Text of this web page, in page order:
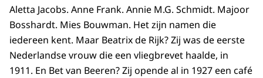
Aletta Jacobs. Anne Frank. Annie M.G. Schmidt. Majoor
Bosshardt. Mies Bouwman. Het zijn namen die
iedereen kent. Maar Beatrix de Rijk? Zij was de eerste
Nederlandse vrouw die een vliegbrevet haalde, in
1911. En Bet van Beeren? Zij opende al in 1927 een café